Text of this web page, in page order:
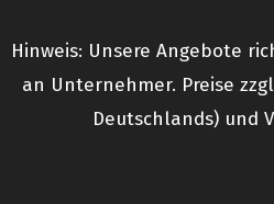
Hinweis: Unsere Angebote
an Unternehmer. Preise
Deutschlands) und